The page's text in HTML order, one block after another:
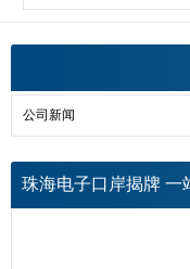
公司新闻
珠海电子口岸揭牌 一